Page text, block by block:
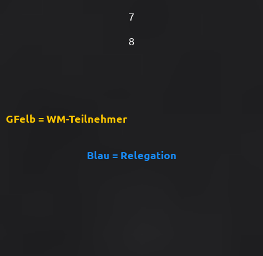
7
8
GFelb = WM-Teilnehmer
Blau = Relegation